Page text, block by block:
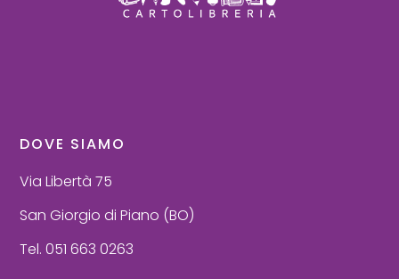
DOVE SIAMO
Via Libertà 75
San Giorgio di Piano (BO)
Tel. 051 663 0263